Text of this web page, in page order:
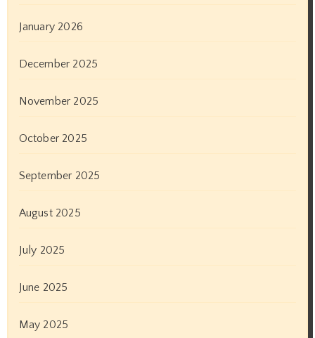
January 2026
December 2025
November 2025
October 2025
September 2025
August 2025
July 2025
June 2025
May 2025